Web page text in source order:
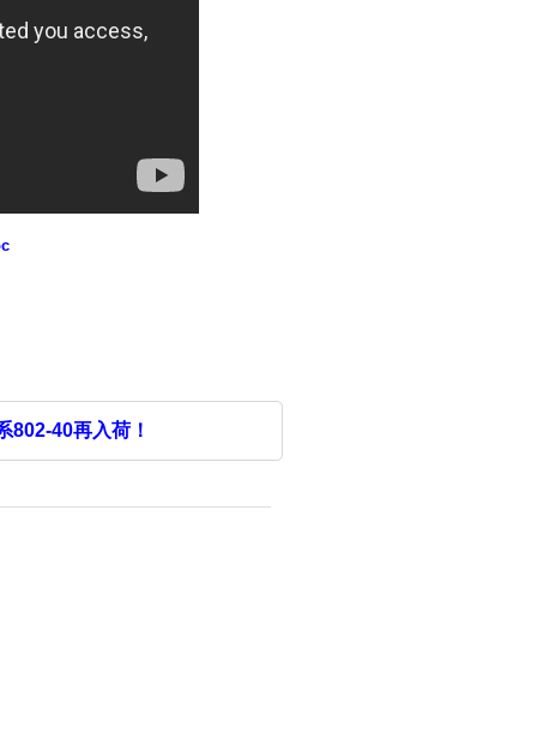
802-40再入荷！